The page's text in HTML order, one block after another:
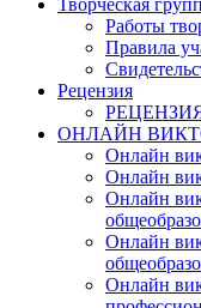
Творческая
Работы
Правила
Рецензия
ОНЛАЙН
Онлайн
Онлайн
Онлайн
Онлайн
Онлайн